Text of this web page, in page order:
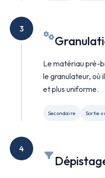
3
Le matériau pré-
le granulateur, où
et plus uniforme.
Secondaire Sortie
4